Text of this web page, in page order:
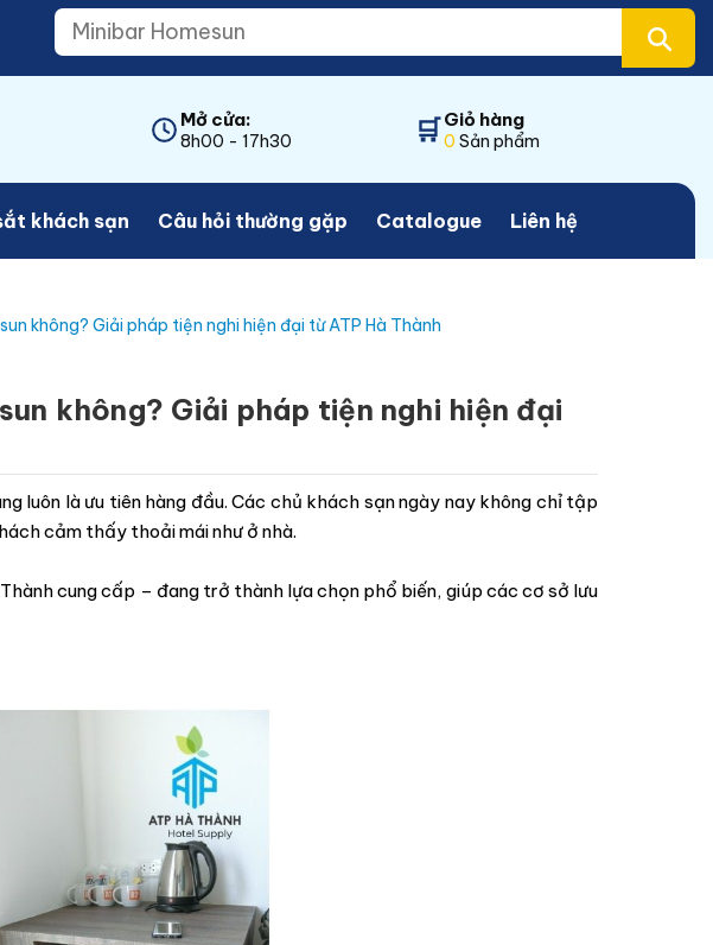
Mở cửa:
8h00 - 17h30 🛒Giỏ hàng
0 Sản phẩm
khách sạn Câu hỏi thường gặp Catalogue Liên hệ
không? Giải pháp tiện nghi hiện đại từ ATP Hà Thành
không? Giải pháp tiện nghi hiện đại
luôn là ưu tiên hàng đầu. Các chủ khách sạn ngày nay không chỉ tập
cảm thấy thoải mái như ở nhà.
cung cấp – đang trở thành lựa chọn phổ biến, giúp các cơ sở lưu